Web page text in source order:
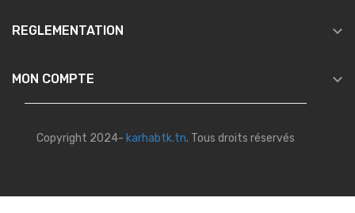
REGLEMENTATION 
MON COMPTE 
Copyright 2024- karhabtk.tn. Tous droits réservés